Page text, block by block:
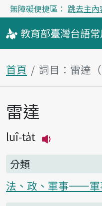
無障礙便捷區： 跳去主內
教育部臺灣台語
首頁 詞目：雷達（
主內容區塊
雷達
luî-ta̍t
分類
法、政、軍事——軍